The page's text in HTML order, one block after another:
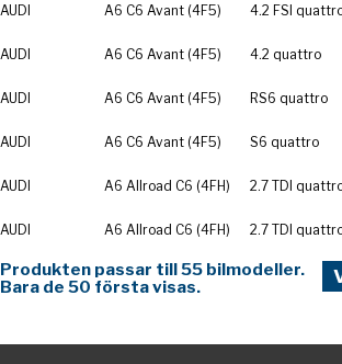
AUDI A6 C6 Avant (4F5) 4.2 FSI
AUDI A6 C6 Avant (4F5) 4.2 quattro
AUDI A6 C6 Avant (4F5) RS6 quattro
AUDI A6 C6 Avant (4F5) S6 quattro
AUDI A6 Allroad C6 (4FH) 2.7 TDI
AUDI A6 Allroad C6 (4FH) 2.7 TDI
Produkten passar till 55 bilmodeller.
Bara de 50 första visas.